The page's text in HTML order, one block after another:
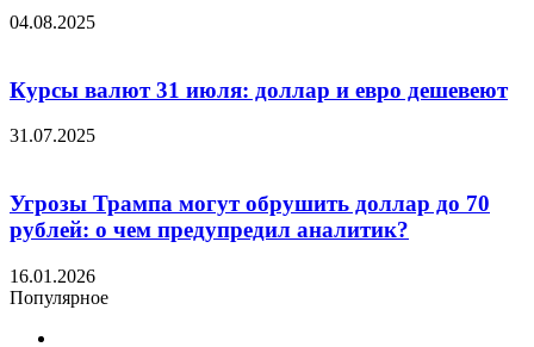
04.08.2025
Курсы валют 31 июля: доллар и евро дешевеют
31.07.2025
Угрозы Трампа могут обрушить доллар до 70
рублей: о чем предупредил аналитик?
16.01.2026
Популярное